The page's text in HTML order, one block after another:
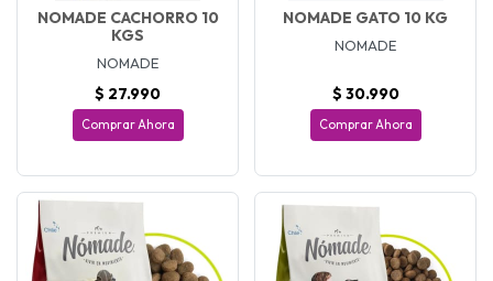
NOMADE CACHORRO 10
KGS
NOMADE
$ 27.990
Comprar Ahora
NOMADE GATO 10 KG
NOMADE
$ 30.990
Comprar Ahora